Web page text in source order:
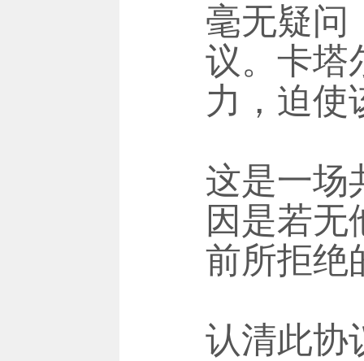
毫无疑问
议。卡塔
力，迫使
这是一场
因是若无
前所拒绝
认清此